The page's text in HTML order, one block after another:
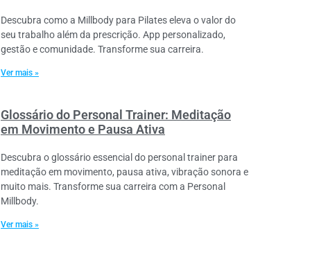
Descubra como a Millbody para Pilates eleva o valor do
seu trabalho além da prescrição. App personalizado,
gestão e comunidade. Transforme sua carreira.
Ver mais »
Glossário do Personal Trainer: Meditação
em Movimento e Pausa Ativa
Descubra o glossário essencial do personal trainer para
meditação em movimento, pausa ativa, vibração sonora e
muito mais. Transforme sua carreira com a Personal
Millbody.
Ver mais »